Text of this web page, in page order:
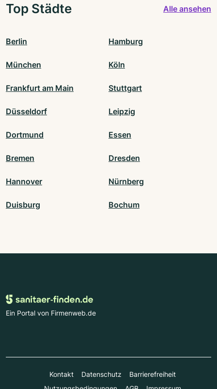
Top Städte Alle ansehen
Berlin Hamburg
München Köln
Frankfurt am Main Stuttgart
Düsseldorf Leipzig
Dortmund Essen
Bremen Dresden
Hannover Nürnberg
Duisburg Bochum
Ein Portal von Firmenweb.de
Kontakt Datenschutz
Barrierefreiheit